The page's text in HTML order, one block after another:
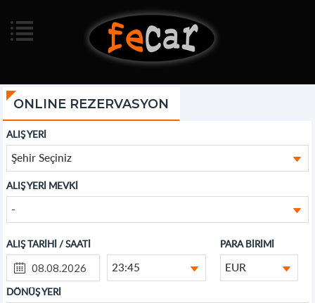
ONLINE REZERVASYON
ALIŞ YERİ
Şehir Seçiniz
ALIŞ YERİ MEVKİ
-
ALIŞ TARİHİ / SAATİ
23:45
PARA BİRİMİ
EUR
DÖNÜŞ YERİ